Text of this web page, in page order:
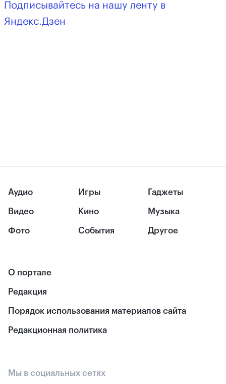
Подписывайтесь на нашу ленту в
Яндекс.Дзен
Аудио
Видео
Фото
Игры
Кино
События
Гаджеты
Музыка
Другое
О портале
Редакция
Порядок использования материалов сайта
Редакционная политика
Мы в социальных сетях